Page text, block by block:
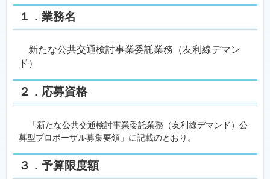
１．業務名
新たな公共交通検討事業委託業務（友利線デマン
ド）
２．応募資格
「新たな公共交通検討事業委託業務（友利線デマンド）公
募型プロポーザル募集要領」に記載のとおり。
３．予算限度額